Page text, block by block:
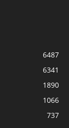
6487
6341
1890
1066
737